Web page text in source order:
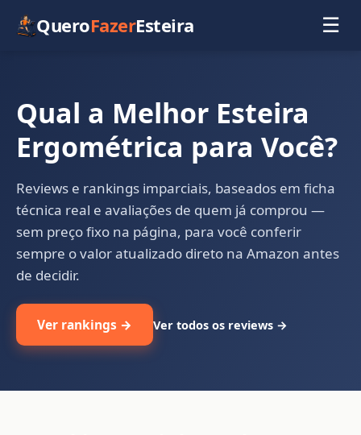
QueroFazerEsteira ☰
Qual a Melhor Esteira
Ergométrica para Você?
Reviews e rankings imparciais, baseados em ficha
técnica real e avaliações de quem já comprou —
sem preço fixo na página, para você conferir
sempre o valor atualizado direto na Amazon antes
de decidir.
Ver rankings → Ver todos os reviews →